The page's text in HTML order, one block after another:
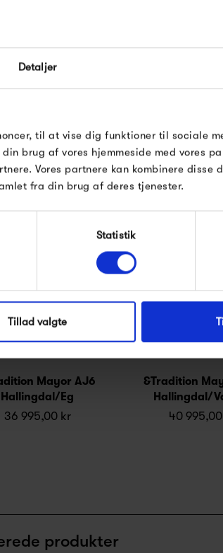
Detaljer
til at vise dig funktioner til sociale
brug af vores hjemmeside med vores
Vores partnere kan kombinere disse
fra din brug af deres tjenester.
Statistik
Tillad valgte
&Tradition lamper og møbler er
hvor folkene bag, laver deres
resultaterne - og det skaber
møbler i hjemmet. &Tradition
Mayor AJ6
Hallingdal/Eg
36 995,00 kr
&Tradition
Hallingdal/
40
produkter
10% PÅ DIN NÆSTE
ikke på produkter fra Fermob, File
og i forvejen nedsatte produkter.
Modtag velkomstrabat
*Ved at tilmelde dig accepterer du at modtage e-
Nej tak, jeg ønsker ikke rabat.